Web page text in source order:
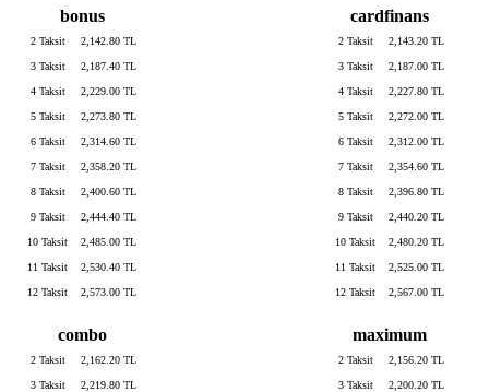
bonus
2 Taksit 2,142.80 TL
3 Taksit 2,187.40 TL
4 Taksit 2,229.00 TL
5 Taksit 2,273.80 TL
6 Taksit 2,314.60 TL
7 Taksit 2,358.20 TL
8 Taksit 2,400.60 TL
9 Taksit 2,444.40 TL
10 Taksit 2,485.00 TL
11 Taksit 2,530.40 TL
12 Taksit 2,573.00 TL
cardfinans
2 Taksit 2,143.20 TL
3 Taksit 2,187.00 TL
4 Taksit 2,227.80 TL
5 Taksit 2,272.00 TL
6 Taksit 2,312.00 TL
7 Taksit 2,354.60 TL
8 Taksit 2,396.80 TL
9 Taksit 2,440.20 TL
10 Taksit 2,480.20 TL
11 Taksit 2,525.00 TL
12 Taksit 2,567.00 TL
combo
2 Taksit 2,162.20 TL
3 Taksit 2,219.80 TL
maximum
2 Taksit 2,156.20 TL
3 Taksit 2,200.20 TL